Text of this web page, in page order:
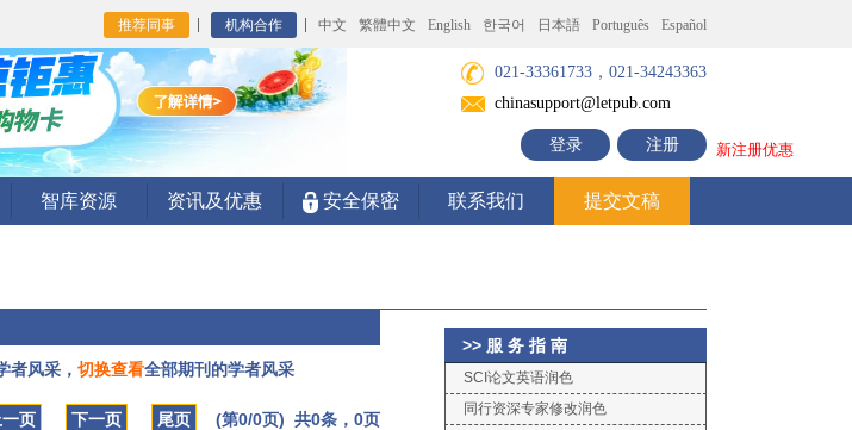
推荐同事 机构合作 中文 繁體中文 English 한국어 日本語 Português Español
021-33361733，021-34243363
chinasupport@letpub.com
登录 注册 新注册优惠
智库资源 资讯及优惠 安全保密 联系我们 提交文稿
者风采， 切换查看全部期刊的学者风采
一页 下一页 尾页
(第0/0页) 共0条，0页
>> 服 务 指 南
SCI论文英语润色
同行资深专家修改润色